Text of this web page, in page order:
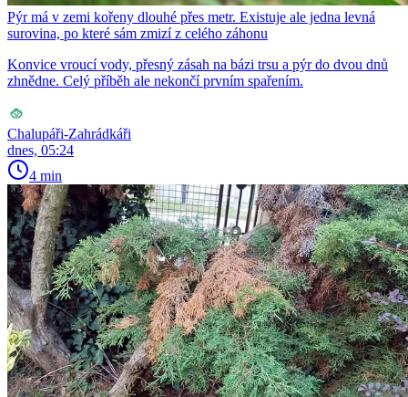
Pýr má v zemi kořeny dlouhé přes metr. Existuje ale jedna levná
surovina, po které sám zmizí z celého záhonu
Konvice vroucí vody, přesný zásah na bázi trsu a pýr do dvou dnů
zhnědne. Celý příběh ale nekončí prvním spařením.
Chalupáři-Zahrádkáři
dnes, 05:24
4 min